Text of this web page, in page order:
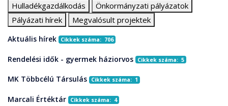
Hulladékgazdálkodás
Önkormányzati pályázatok
Pályázati hírek
Megvalósult projektek
Aktuális hírek Cikkek száma: 706
Rendelési idők - gyermek háziorvos Cikkek száma: 5
MK Többcélú Társulás Cikkek száma: 1
Marcali Értéktár Cikkek száma: 4